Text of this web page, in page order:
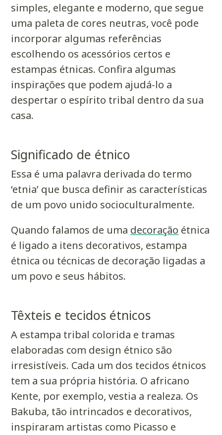
simples, elegante e moderno, que segue
uma paleta de cores neutras, você pode
incorporar algumas referências
escolhendo os acessórios certos e
estampas étnicas. Confira algumas
inspirações que podem ajudá-lo a
despertar o espírito tribal dentro da sua
casa.
Significado de étnico
Essa é uma palavra derivada do termo
‘etnia’ que busca definir as características
de um povo unido socioculturalmente.
Quando falamos de uma decoração étnica
é ligado a itens decorativos, estampa
étnica ou técnicas de decoração ligadas a
um povo e seus hábitos.
Têxteis e tecidos étnicos
A estampa tribal colorida e tramas
elaboradas com design étnico são
irresistíveis. Cada um dos tecidos étnicos
tem a sua própria história. O africano
Kente, por exemplo, vestia a realeza. Os
Bakuba, tão intrincados e decorativos,
inspiraram artistas como Picasso e